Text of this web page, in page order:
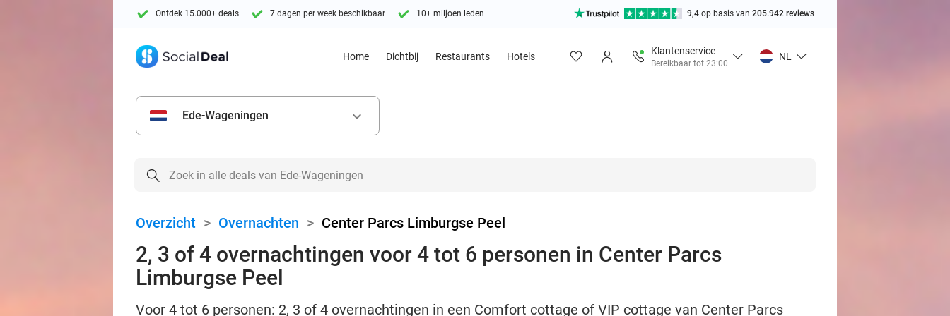
Ontdek 15.000+ deals 7 dagen per week beschikbaar 10+ miljoen leden 9,4 op basis van 205.942 reviews
Home Dichtbij Restaurants Hotels
Klantenservice
Bereikbaar tot 23:00
NL
Ede-Wageningen keyboard_arrow_down
Overzicht > Overnachten > Center Parcs Limburgse Peel
2, 3 of 4 overnachtingen voor 4 tot 6 personen in Center Parcs
Limburgse Peel
Voor 4 tot 6 personen: 2, 3 of 4 overnachtingen in een Comfort cottage of VIP cottage van Center Parcs